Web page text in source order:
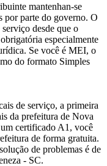
mantenhan-se
por parte do governo. O
desde que o
especialmente
Se você é MEI, o
do formato Simples
de serviço, a primeira
da prefeitura de Nova
um certificado A1, você
de forma gratuita.
de problemas é de
- SC.